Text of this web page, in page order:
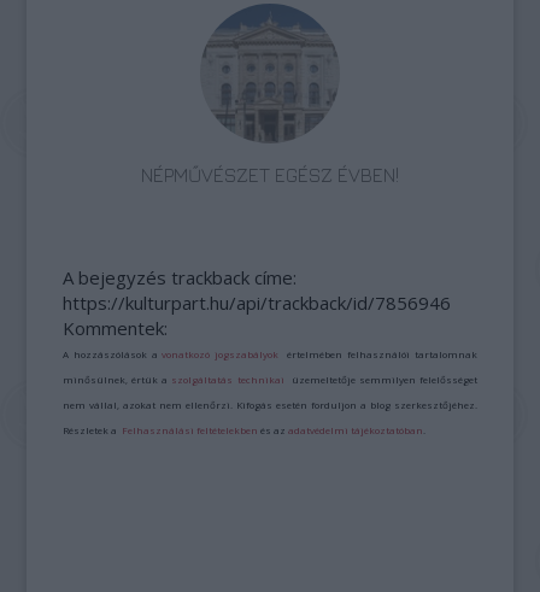
NÉPMŰVÉSZET EGÉSZ ÉVBEN!
A bejegyzés trackback címe:
https://kulturpart.hu/api/trackback/id/7856946
Kommentek:
A hozzászólások avonatkozó jogszabályok értelmében felhasználói tartalomnak
minősülnek, értük a szolgáltatás technikai üzemeltetője semmilyen felelősséget
nem vállal, azokat nem ellenőrzi. Kifogás esetén forduljon a blog szerkesztőjéhez.
Részletek a Felhasználási feltételekben és azadatvédelmi tájékoztatóban